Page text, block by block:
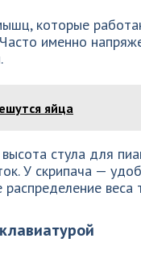
которые
именно
яйца
стула для
У скрипача —
веса